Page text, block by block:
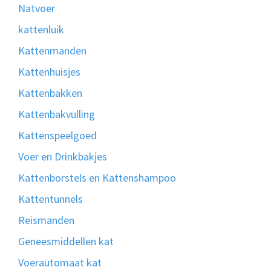
Natvoer
kattenluik
Kattenmanden
Kattenhuisjes
Kattenbakken
Kattenbakvulling
Kattenspeelgoed
Voer en Drinkbakjes
Kattenborstels en Kattenshampoo
Kattentunnels
Reismanden
Geneesmiddellen kat
Voerautomaat kat